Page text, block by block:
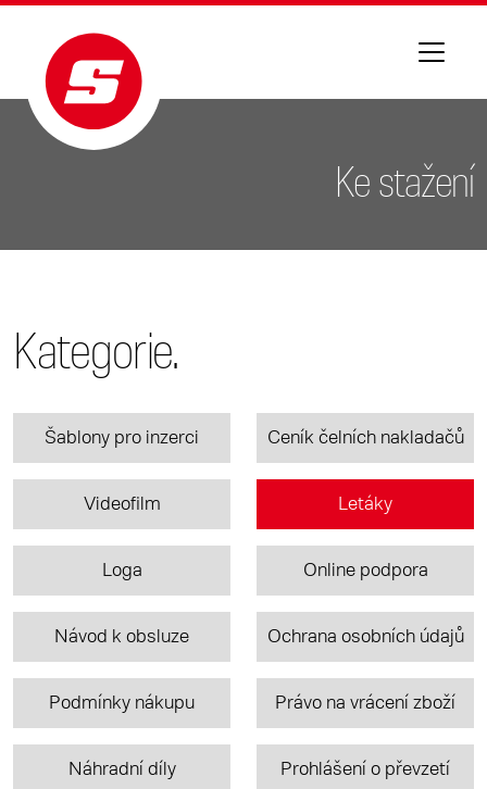
Ke stažení
Kategorie.
Šablony pro inzerci Ceník čelních nakladačů
Videofilm Letáky
Loga Online podpora
Návod k obsluze Ochrana osobních údajů
Podmínky nákupu Právo na vrácení zboží
Náhradní díly Prohlášení o převzetí